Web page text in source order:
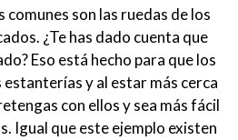
comunes son las ruedas de los
¿Te has dado cuenta que
Eso está hecho para que los
estanterías y al estar más cerca
con ellos y sea más fácil
Igual que este ejemplo existen